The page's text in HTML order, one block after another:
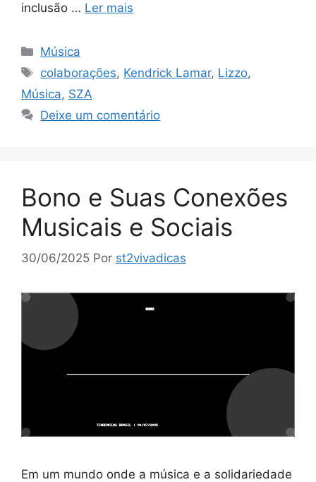
inclusão … Ler mais
Categorias
Música
Tags
colaborações, Kendrick Lamar, Lizzo,
Música, SZA
Deixe um comentário
Bono e Suas Conexões
Musicais e Sociais
30/06/2025 Por st2vivadicas
Em um mundo onde a música e a solidariedade